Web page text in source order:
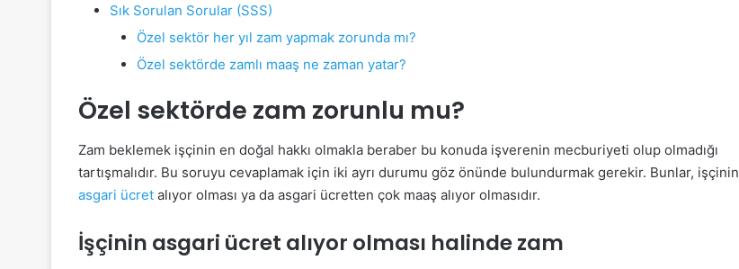
Sık Sorulan Sorular (SSS)
Özel sektör her yıl zam yapmak zorunda mı?
Özel sektörde zamlı maaş ne zaman yatar?
Özel sektörde zam zorunlu mu?
Zam beklemek işçinin en doğal hakkı olmakla beraber bu konuda işverenin mecburiyeti olup olmadığı
tartışmalıdır. Bu soruyu cevaplamak için iki ayrı durumu göz önünde bulundurmak gerekir. Bunlar, işçinin
asgari ücret alıyor olması ya da asgari ücretten çok maaş alıyor olmasıdır.
İşçinin asgari ücret alıyor olması halinde zam